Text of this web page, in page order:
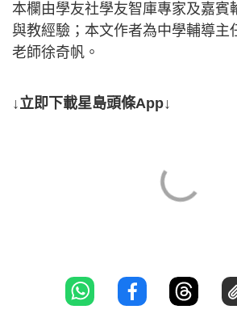
本欄由學友社學友智庫專家及嘉賓
與教經驗；本文作者為中學輔導主
老師徐奇帆。
↓立即下載星島頭條App↓